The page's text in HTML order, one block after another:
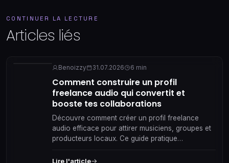
CONTINUER LA LECTURE
Articles liés
Benoizzy 31.07.2026 6 min
Comment construire un profil
freelance audio qui convertit et
booste tes collaborations
Découvre comment créer un profil freelance
audio efficace pour attirer musiciens, groupes et
producteurs locaux. Ce guide pratique
réelles et durables.
Lire l'article